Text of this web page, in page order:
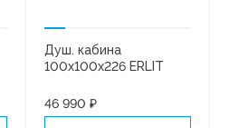
Душ. кабина
100x100x226 ERLIT
средний поддон.
Хром/матовая
46 990 ₽